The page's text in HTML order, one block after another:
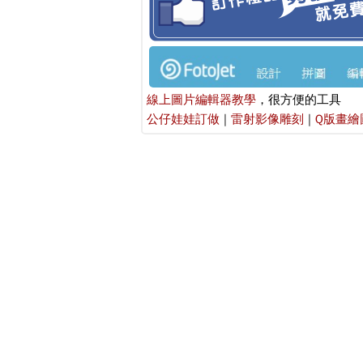
線上圖片編輯器教學 ，很方便的工具
公仔娃娃訂做 |雷射影像雕刻 |Q版畫繪